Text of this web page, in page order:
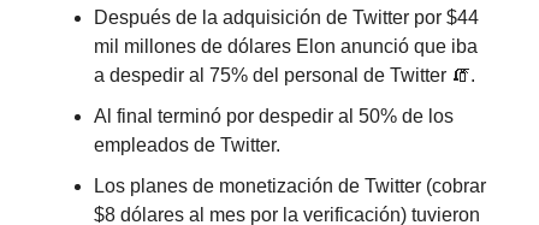
Después de la adquisición de Twitter por $44
mil millones de dólares Elon anunció que iba
a despedir al 75% del personal de Twitter 🧯.
Al final terminó por despedir al 50% de los
empleados de Twitter.
Los planes de monetización de Twitter (cobrar
$8 dólares al mes por la verificación) tuvieron